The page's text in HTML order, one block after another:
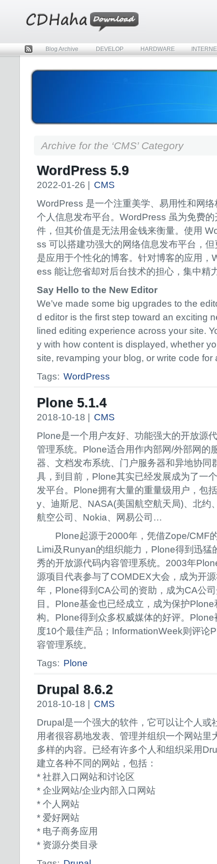
Rss
Blog Archive DEVELOP HARDWARE
Archive for the ‘CMS’ Category
WordPress 5.9
2022-01-26 |
CMS
WordPress 是一个注重美学、易用性和网络
个人信息发布平台。WordPress 虽为免费的
件，但其价值是无法用金钱来衡量。使用
ss 可以搭建功强大的网络信息发布平台，但
是应用于个性化的博客。针对博客的应用，
ess 能让您省却对后台技术的担心，集中精
Say Hello to the New Editor
We’ve made some big upgrades to the
d editor is the first step toward an exciting
lined editing experience across your site.
y with how content is displayed, whether
site, revamping your blog, or write code for
Tags: WordPress
Plone 5.1.4
2018-10-18 |
CMS
Plone是一个用户友好、功能强大的开放源
管理系统。Plone适合用作内部网/外部网的
器、文档发布系统、门户服务器和异地协同
具，到目前，Plone其实已经发展成为了一
发平台。Plone拥有大量的重量级用户，包
y、迪斯尼、NASA(美国航空航天局)、北约
航空公司、Nokia、网易公司…
Plone起源于2000年，凭借Zope/CMF
Limi及Runyan的组织能力，Plone得到迅猛
秀的开放源代码内容管理系统。2003年
源项目代表参与了COMDEX大会，成为开
年，Plone得到CA公司的资助，成为CA公
目。Plone基金也已经成立，成为保护
构。Plone得到众多权威媒体的好评。
度10个最佳产品；InformationWeek则评论
容管理系统。
Tags: Plone
Drupal 8.6.2
2018-10-18 |
CMS
Drupal是一个强大的软件，它可以让个人或
用者很容易地发表、管理并组织一个网站里
多样的内容。已经有许多个人和组织采用
建立各种不同的网站，包括：
* 社群入口网站和讨论区
* 企业网站/企业内部入口网站
* 个人网站
* 爱好网站
* 电子商务应用
* 资源分类目录